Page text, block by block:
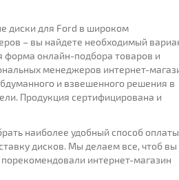
МОДЕЛЬ:
диски для Ford в широком
– вы найдете необходимый
форма онлайн-подбора товаров и
менеджеров интернет-
и взвешенного решения в
Продукция сертифицирована и
наиболее удобный способ
дисков. Мы делаем все, чтоб вы
интернет-магазин